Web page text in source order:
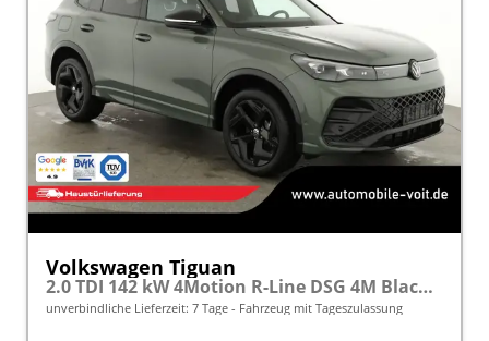
Volkswagen Tiguan
2.0 TDI 142 kW 4Motion R-Line DSG 4M Black, Pano, IQ.Light, AHK, Navi, Side, AreaView, Winter, sofort
unverbindliche Lieferzeit: 7 Tage Fahrzeug mit Tageszulassung